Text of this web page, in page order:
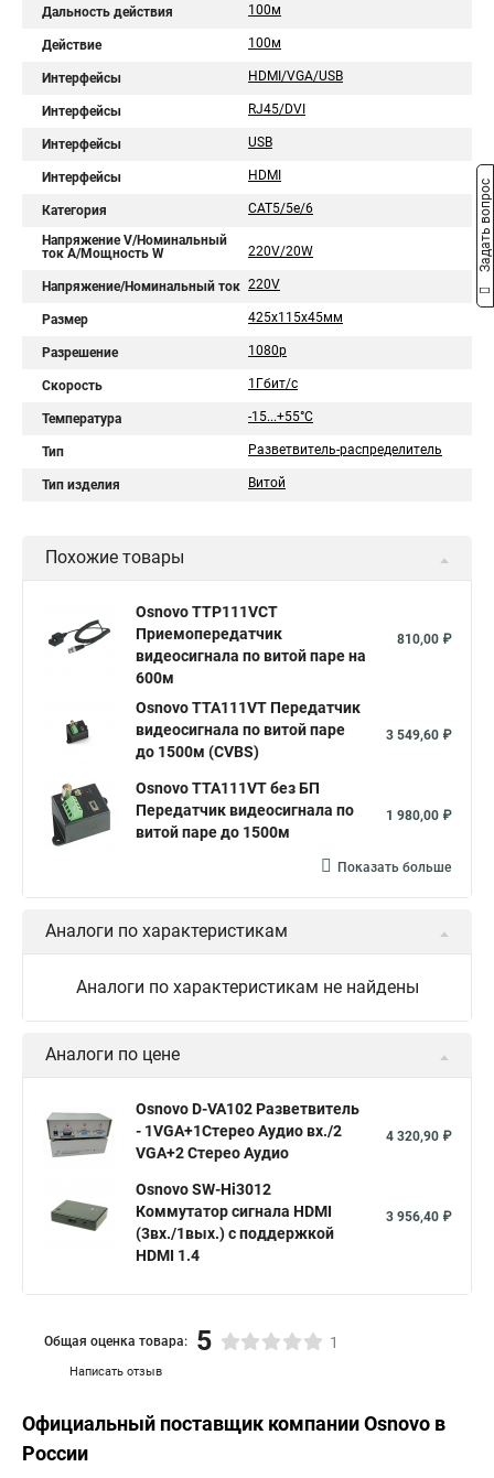
Дальность действия 100м
Действие 100м
Интерфейсы HDMI/VGA/USB
Интерфейсы RJ45/DVI
Интерфейсы USB
Интерфейсы HDMI
Категория CAT5/5e/6
Напряжение V/Номинальный
ток A/Мощность W
220V/20W
Напряжение/Номинальный ток 220V
Размер 425x115x45мм
Разрешение 1080p
Скорость 1Гбит/с
Температура -15...+55°С
Тип Разветвитель-распределитель
Тип изделия Витой
Похожие товары
Osnovo TTP111VCT
Приемопередатчик
видеосигнала по витой паре на
600м
810,00 ₽
Osnovo TTA111VT Передатчик
видеосигнала по витой паре
до 1500м (CVBS)
3 549,60 ₽
Osnovo TTA111VT без БП
Передатчик видеосигнала по
витой паре до 1500м
1 980,00 ₽
Показать больше
Аналоги по характеристикам
Аналоги по характеристикам не найдены
Аналоги по цене
Osnovo D-VA102 Разветвитель
- 1VGA+1Стерео Аудио вх./2
VGA+2 Стерео Аудио
4 320,90 ₽
Osnovo SW-Hi3012
Коммутатор сигнала HDMI
(3вх./1вых.) с поддержкой
HDMI 1.4
3 956,40 ₽
Написать отзыв
Общая оценка товара: 5 1
Официальный поставщик компанииOsnovo в
России
Задать вопрос